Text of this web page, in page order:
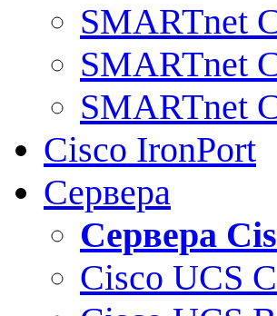
SMARTnet
SMARTnet
SMARTnet
Cisco IronPort
Сервера
Сервера
Cisco UCS